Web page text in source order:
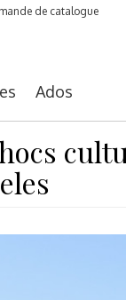
de catalogue
Ados